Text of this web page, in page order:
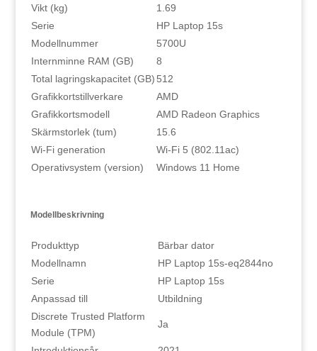
Vikt (kg)
1.69
Serie
HP Laptop 15s
Modellnummer
5700U
Internminne RAM (GB)
8
Total lagringskapacitet (GB) 512
Grafikkortstillverkare
AMD
Grafikkortsmodell
AMD Radeon Graphics
Skärmstorlek (tum)
15.6
Wi-Fi generation
Wi-Fi 5 (802.11ac)
Operativsystem (version)
Windows 11 Home
Modellbeskrivning
Produkttyp
Bärbar dator
Modellnamn
HP Laptop 15s-eq2844no
Serie
HP Laptop 15s
Anpassad till
Utbildning
Discrete Trusted Platform
Module (TPM)
Ja